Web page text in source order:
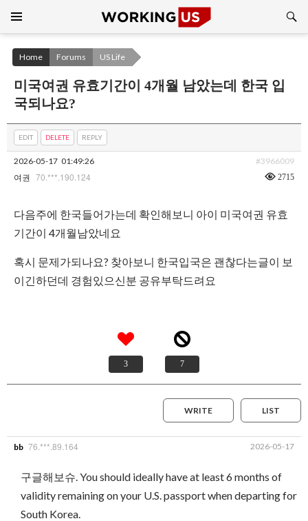
CONTENT
Home Forums US Life
미국여권 유효기간이 4개월 남았는데 한국 입
국되나요?
EDIT DELETE REPLY
2026-05-17 01:49:26 #3966009
여권 70.***.190.124 2715
다음주에 한국들어가는데 확인해보니 아이 미국여권 유효
기간이 4개월남았네요
혹시 문제가되나요? 찾아보니 한국입국은 괜찮다는글이 보
이긴하던데 경험있으신분 공유부탁드려요
3 7
LIST
WRITE
bb 76.***.89.164 2026-05-17
구글해보슈. You should ideally have at least 6 months of
validity remaining on your U.S. passport when departing for
South Korea.